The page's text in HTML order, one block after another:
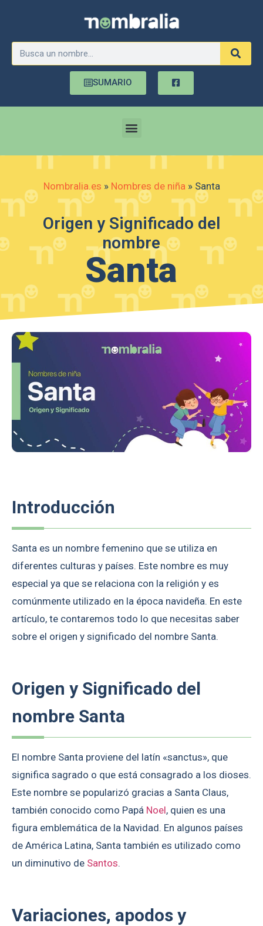
SUMARIO
Nombralia.es » Nombres de niña » Santa
Origen y Significado del
nombre
Santa
Introducción
Santa es un nombre femenino que se utiliza en
diferentes culturas y países. Este nombre es muy
especial ya que se relaciona con la religión y es
comúnmente utilizado en la época navideña. En este
artículo, te contaremos todo lo que necesitas saber
sobre el origen y significado del nombre Santa.
Origen y Significado del
nombre Santa
El nombre Santa proviene del latín «sanctus», que
significa sagrado o que está consagrado a los dioses.
Este nombre se popularizó gracias a Santa Claus,
también conocido como Papá Noel, quien es una
figura emblemática de la Navidad. En algunos países
de América Latina, Santa también es utilizado como
un diminutivo de Santos.
Variaciones, apodos y